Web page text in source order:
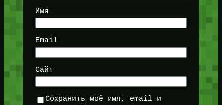
Имя
Email
Сайт
Сохранить моё имя, email и